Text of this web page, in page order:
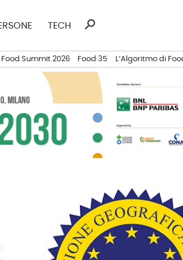
TECH
Ricerca
search
Food Summit 2026 Food 35 L’Algoritmo di